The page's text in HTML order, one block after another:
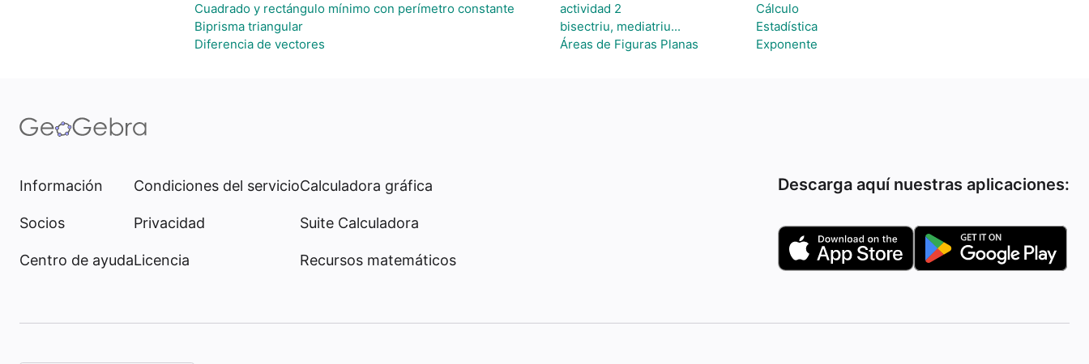
Cuadrado y rectángulo mínimo con perímetro constante
Biprisma triangular
Diferencia de vectores
actividad 2
bisectriu, mediatriu...
Áreas de Figuras Planas
Cálculo
Estadística
Exponente
Información
Socios
Centro de ayuda
Condiciones del servicio
Privacidad
Licencia
Calculadora gráfica
Suite Calculadora
Recursos matemáticos
Descarga aquí nuestras aplicaciones: